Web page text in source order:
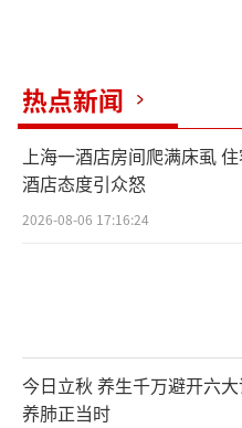
热点新闻
上海一酒店房间爬满床虱
酒店态度引众怒
2026-08-06 17:16:24
今日立秋 养生千万避开六
养肺正当时